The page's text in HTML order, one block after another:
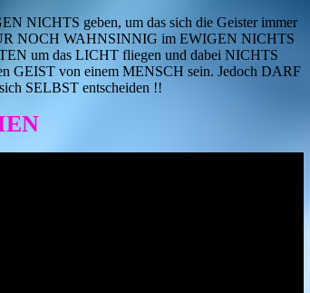
NICHTS geben, um das sich die Geister immer
NOCH WAHNSINNIG im EWIGEN NICHTS
um das LICHT fliegen und dabei NICHTS
GEIST von einem MENSCH sein. Jedoch DARF
SELBST entscheiden !!